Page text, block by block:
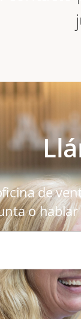
de
o